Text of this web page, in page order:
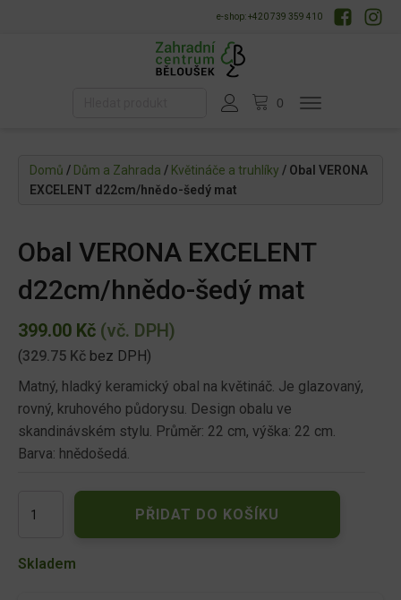
e-shop: +420 739 359 410
Domů / Dům a Zahrada / Květináče a truhlíky / Obal VERONA
EXCELENT d22cm/hnědo-šedý mat
Obal VERONA EXCELENT
d22cm/hnědo-šedý mat
399.00 Kč (vč. DPH)
(329.75 Kč bez DPH)
Matný, hladký keramický obal na květináč. Je glazovaný,
rovný, kruhového půdorysu. Design obalu ve
skandinávském stylu. Průměr: 22 cm, výška: 22 cm.
Barva: hnědošedá.
VERONA
d22cm/hnědo-
PŘIDAT DO KOŠÍKU
Skladem